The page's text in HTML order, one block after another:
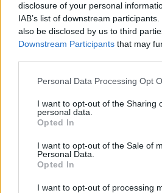
disclosure of your personal
IAB’s list of downstream
also be disclosed by us to third
Downstream Participants that may
Please note that this website/app
not limited to your visit or usage
grant or deny consent to Google
use your data for below specified
consent section.
Personal Data Processing Opt
I want to opt-out of the Sharing
personal data.
Opted In
I want to opt-out of the Sale of
Personal Data.
Opted In
I want to opt-out of processing
És ezeket